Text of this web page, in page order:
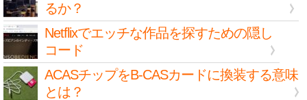
るか？
Netflixでエッチな作品を探すための隠し
コード
ACASチップをB-CASカードに換装する意味
とは？